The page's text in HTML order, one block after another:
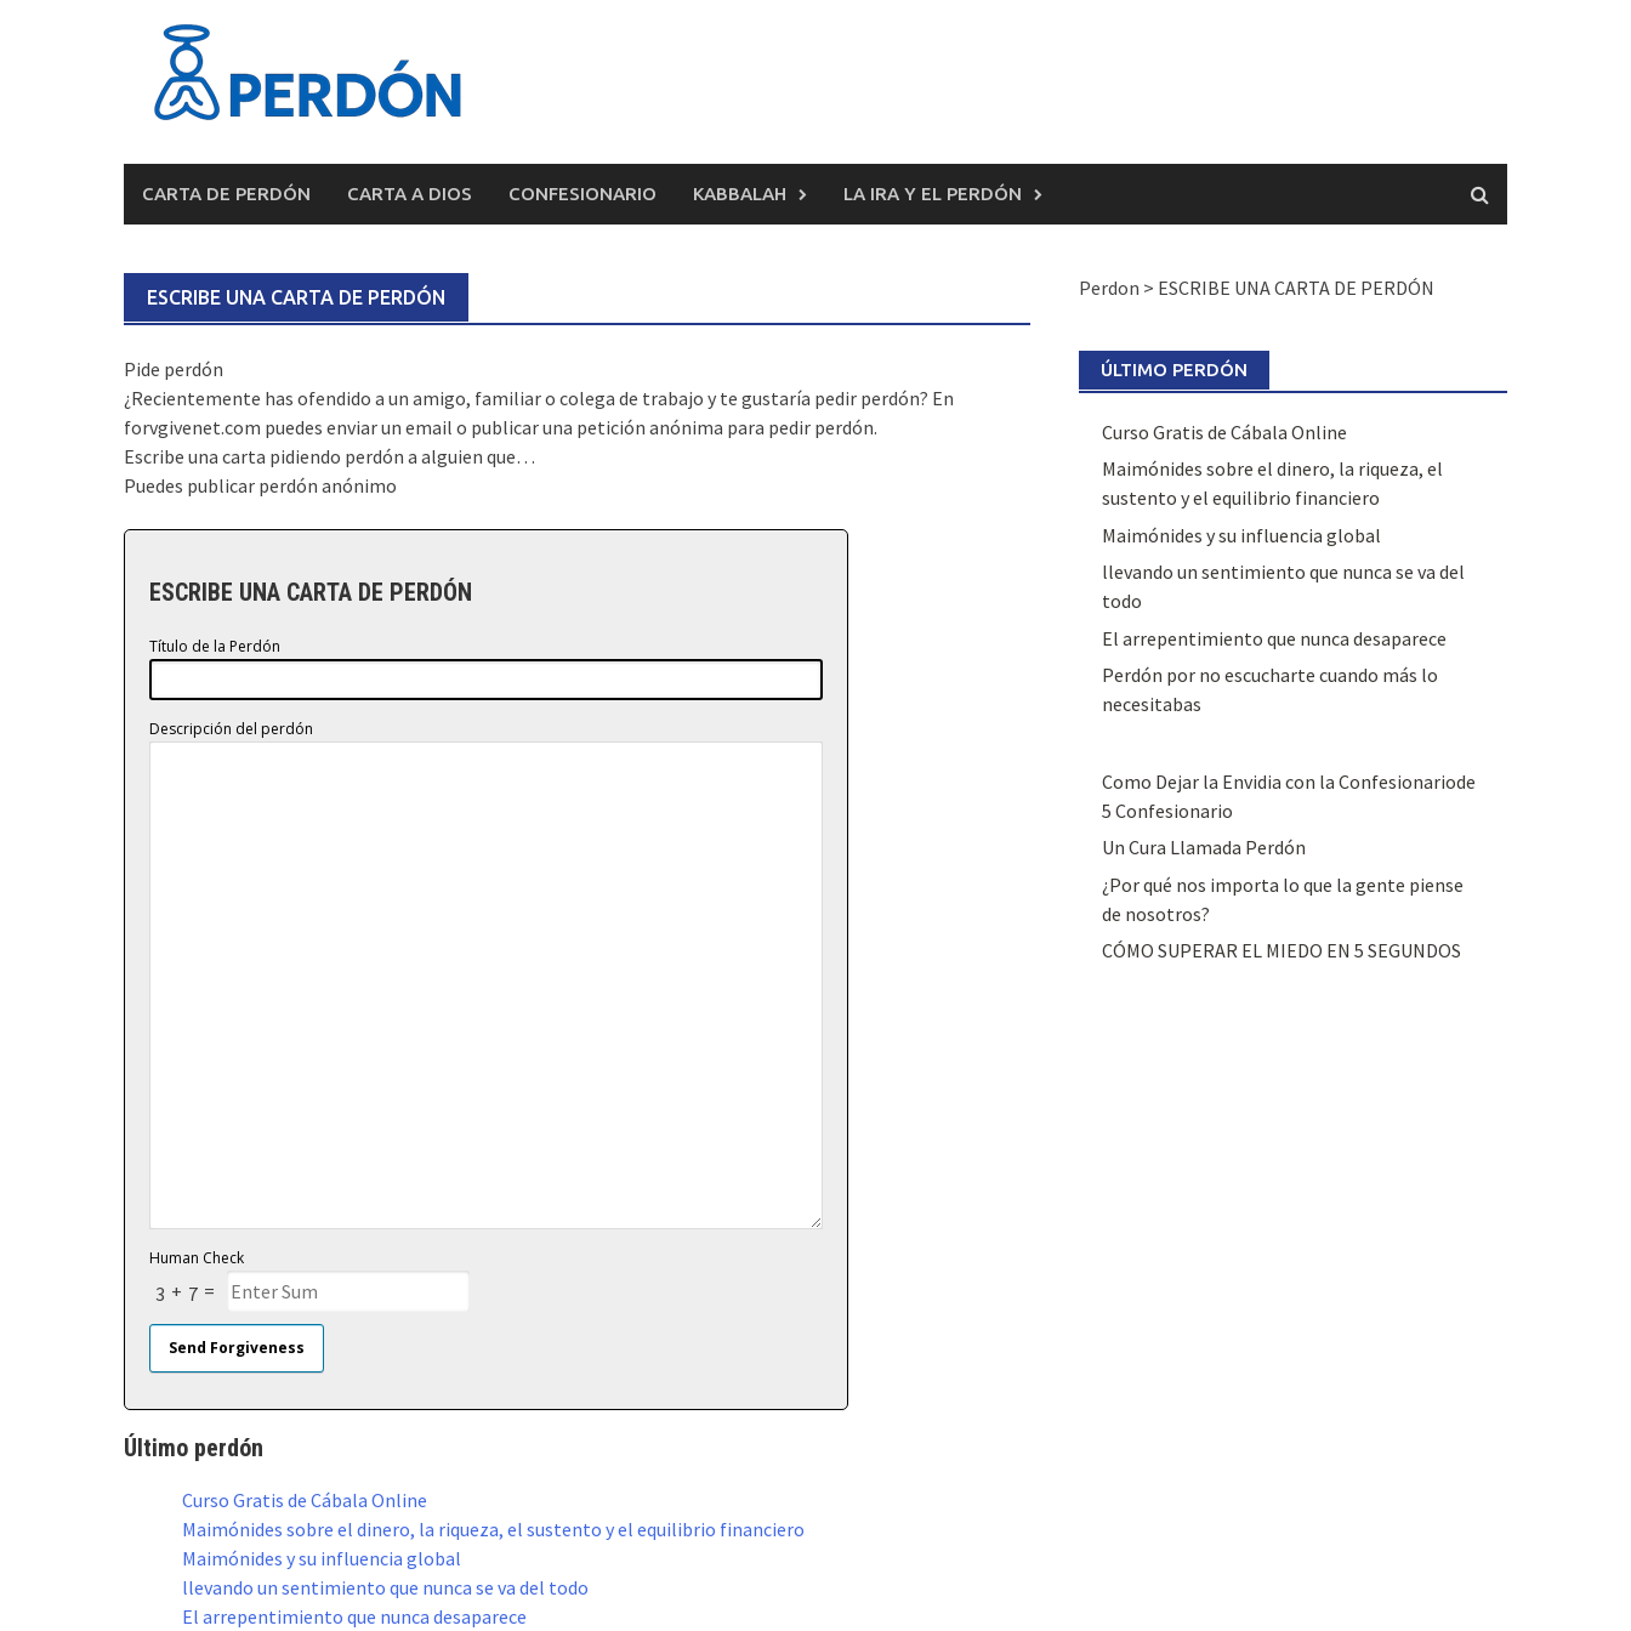
CARTA DE PERDÓN CARTA A DIOS CONFESIONARIO KABBALAH LA IRA Y EL PERDÓN
ESCRIBE UNA CARTA DE PERDÓN
Pide perdón
¿Recientemente has ofendido a un amigo, familiar o colega de trabajo y te gustaría pedir perdón? En
forvgivenet.com puedes enviar un email o publicar una petición anónima para pedir perdón.
Escribe una carta pidiendo perdón a alguien que…
Puedes publicar perdón anónimo
ESCRIBE UNA CARTA DE PERDÓN
Título de la Perdón
Descripción del perdón
Human Check
3 + 7 =
Último perdón
Curso Gratis de Cábala Online
Maimónides sobre el dinero, la riqueza, el sustento y el equilibrio financiero
Maimónides y su influencia global
llevando un sentimiento que nunca se va del todo
El arrepentimiento que nunca desaparece
Perdon > ESCRIBE UNA CARTA DE PERDÓN
ÚLTIMO PERDÓN
Curso Gratis de Cábala Online
Maimónides sobre el dinero, la riqueza, el
sustento y el equilibrio financiero
Maimónides y su influencia global
llevando un sentimiento que nunca se va del
todo
El arrepentimiento que nunca desaparece
Perdón por no escucharte cuando más lo
necesitabas
Como Dejar la Envidia con la Confesionariode
5 Confesionario
Un Cura Llamada Perdón
¿Por qué nos importa lo que la gente piense
de nosotros?
CÓMO SUPERAR EL MIEDO EN 5 SEGUNDOS